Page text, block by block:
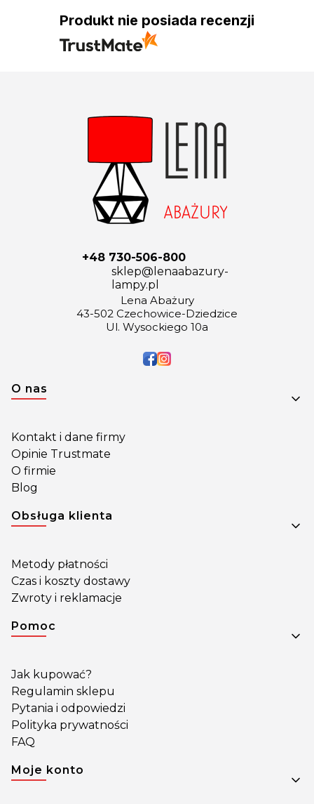
Produkt nie posiada recenzji
+48 730-506-800
sklep@lenaabazury-
lampy.pl
Lena Abażury
43-502 Czechowice-Dziedzice
Ul. Wysockiego 10a
Linki w stopce
O nas
Kontakt i dane firmy
Opinie Trustmate
O firmie
Blog
Obsługa klienta
Metody płatności
Czas i koszty dostawy
Zwroty i reklamacje
Pomoc
Jak kupować?
Regulamin sklepu
Pytania i odpowiedzi
Polityka prywatności
FAQ
Moje konto